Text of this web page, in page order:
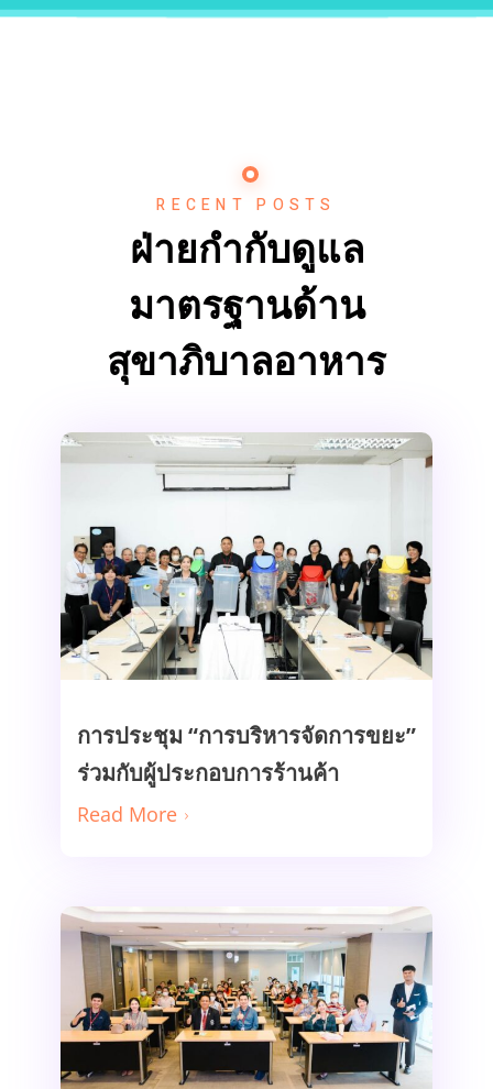
RECENT POSTS
ฝ่ายกำกับดูแล
มาตรฐานด้าน
สุขาภิบาลอาหาร
การประชุม “การบริหารจัดการขยะ”
ร่วมกับผู้ประกอบการร้านค้า
Read More
การประชุม “การบริหารจัดการขยะ”
ร่วมกับผู้ประกอบการร้านค้า
Read More
กิจกรรม “จากนโยบายพัฒนา เสริม
ความรู้สู่การปฏิบัติ”